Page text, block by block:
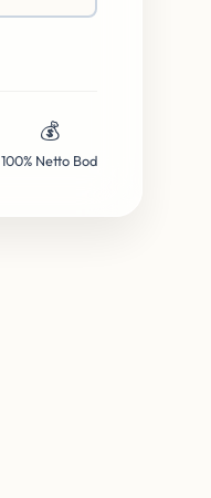
💰
100% Netto Bod